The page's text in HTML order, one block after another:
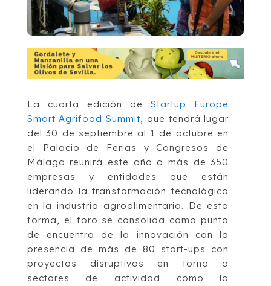
La cuarta edición deStartup Europe
Smart Agrifood Summit, que tendrá lugar
del 30 de septiembre al 1 de octubre en
el Palacio de Ferias y Congresos de
Málaga reunirá este año a más de 350
empresas y entidades que están
liderando la transformación tecnológica
en la industria agroalimentaria. De esta
forma, el foro se consolida como punto
de encuentro de la innovación con la
presencia de más de 80 start-ups con
proyectos disruptivos en torno a
sectores de actividad como la